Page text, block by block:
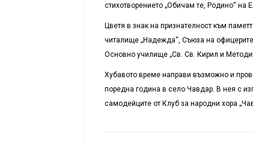
стихотворението „Обичам те, Родино“ на
Цветя в знак на признателност към
читалище „Надежда“, Съюза на
Основно училище „Св. Св. Кирил и
Хубавото време направи възможно и
поредна година в село Чавдар. В нея с
самодейците от Клуб за народни хора